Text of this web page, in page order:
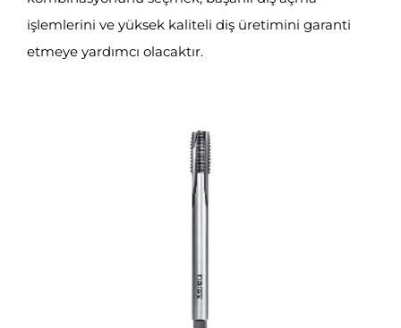
işlemlerini ve yüksek kaliteli diş üretimini garanti
etmeye yardımcı olacaktır.